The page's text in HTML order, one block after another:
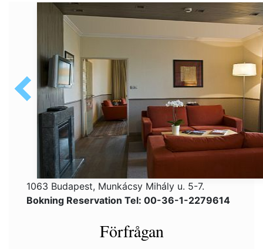
1063 Budapest, Munkácsy Mihály u. 5-7.
Bokning Reservation Tel: 00-36-1-2279614
Förfrågan